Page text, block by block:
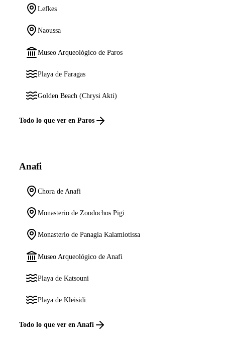
Lefkes
Naoussa
Museo Arqueológico de Paros
Playa de Faragas
Golden Beach (Chrysi Akti)
Todo lo que ver en Paros
Anafi
Chora de Anafi
Monasterio de Zoodochos Pigi
Monasterio de Panagia Kalamiotissa
Museo Arqueológico de Anafi
Playa de Katsouni
Playa de Kleisidi
Todo lo que ver en Anafi